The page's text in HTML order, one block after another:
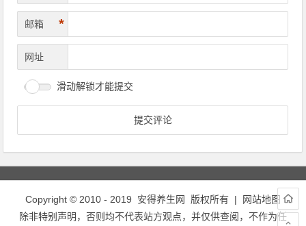
邮箱 *
网址
滑动解锁才能提交
Copyright © 2010 - 2019 安得养生网 版权所有 |
网站地图
除非特别声明，否则均不代表站方观点，并仅供查阅，不作为任